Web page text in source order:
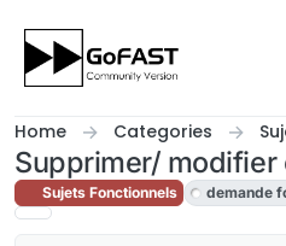
Home Categories
Supprimer/ modifier
Sujets Fonctionnels demande